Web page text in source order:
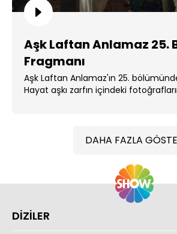
Aşk Laftan Anlamaz 25.
Fragmanı
Aşk Laftan Anlamaz'ın 25.
Hayat aşkı zarfın içindeki
DAHA FAZLA
DİZİLER